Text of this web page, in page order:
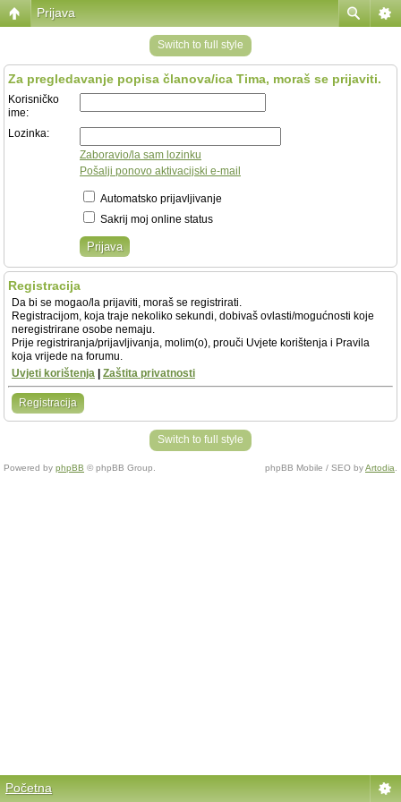
Prijava
Switch to full style
Za pregledavanje popisa članova/ica Tima, moraš se prijaviti.
Korisničko
ime:
Lozinka:
Zaboravio/la sam lozinku
Pošalji ponovo aktivacijski e-mail
Automatsko prijavljivanje
Sakrij moj online status
Registracija
Da bi se mogao/la prijaviti, moraš se registrirati.
Registracijom, koja traje nekoliko sekundi, dobivaš ovlasti/mogućnosti koje
neregistrirane osobe nemaju.
Prije registriranja/prijavljivanja, molim(o), prouči Uvjete korištenja i Pravila
koja vrijede na forumu.
Uvjeti korištenja
Zaštita privatnosti
Registracija
Switch to full style
Powered by phpBB © phpBB Group. phpBB Mobile / SEO byArtodia
Početna